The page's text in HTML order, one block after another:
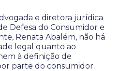
e diretora jurídica
Defesa do Consumidor e
Renata Abalém, não há
legal quanto ao
à definição de
parte do consumidor.